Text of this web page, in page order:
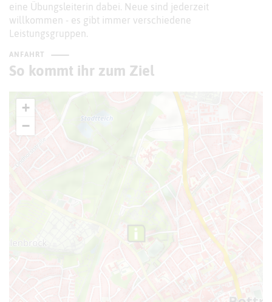
eine Übungsleiterin dabei. Neue sind jederzeit
willkommen - es gibt immer verschiedene
Leistungsgruppen.
ANFAHRT
So kommt ihr zum Ziel
+
−